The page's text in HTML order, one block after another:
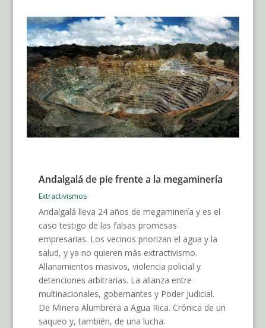
Andalgalá de pie frente a la megaminería
Extractivismos
Andalgalá lleva 24 años de megaminería y es el
caso testigo de las falsas promesas
empresarias. Los vecinos priorizan el agua y la
salud, y ya no quieren más extractivismo.
Allanamientos masivos, violencia policial y
detenciones arbitrarias. La alianza entre
multinacionales, gobernantes y Poder Judicial.
De Minera Alumbrera a Agua Rica. Crónica de un
saqueo y, también, de una lucha.